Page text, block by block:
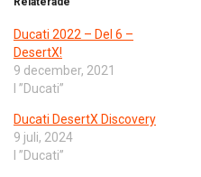
Ducati 2022 – Del 6 –
DesertX!
9 december, 2021
I ”Ducati”
Ducati DesertX Discovery
9 juli, 2024
I ”Ducati”